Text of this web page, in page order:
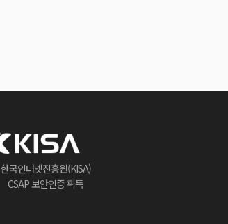
한국인터넷진흥원(KISA)
CSAP 보안인증 획득